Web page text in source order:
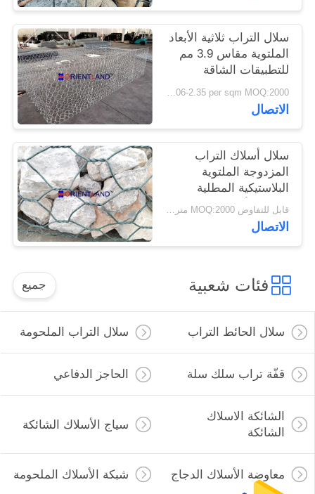
سلال التراب ثلاثية الأبعاد
الملتوية مقاس 3.9 مم
للتطبيقات الشاقة
USD1.06-2.35 per sqm MOQ:2000 متر مربع
الاتصال
سلال أسلاك التراب
المزدوجة الملتوية
البلاستيكية المطلية
باللون الأخضر المنسوجة
للاحتفاظ بالجدار
قابل للتفاوض MOQ:2000 متر مربع
الاتصال
فئات شعبية جميع
سلال الحائط التراب سلال التراب الملحومة
قفّة تراب سلك سلة الحاجز الدفاعي
الشائكة الاسلاك
الشائكة
سياج الأسلاك الشائكة
معاوضة الأسلاك الدجاج شبكة الأسلاك الملحومة